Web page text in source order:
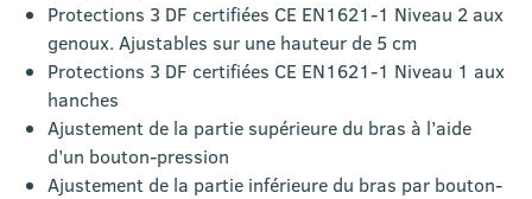
Protections 3 DF certifiées CE EN1621-1 Niveau 2 aux
genoux. Ajustables sur une hauteur de 5 cm
Protections 3 DF certifiées CE EN1621-1 Niveau 1 aux
hanches
Ajustement de la partie supérieure du bras à l’aide
d’un bouton-pression
Ajustement de la partie inférieure du bras par bouton-